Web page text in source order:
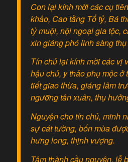
Con lại kính mời các cụ
khảo, Cao tằng Tổ tỷ, Bá
tỷ muội, nội ngoại gia tộc,
xin giáng phó linh sàng
Tín chủ lại kính mời các vị
hậu chủ, y thảo phụ mộc ở
tiết giao thừa, giáng lâm
ngưỡng tân xuân, thụ
Nguyện cho tín chủ, minh
sự cát tường, bốn mùa
hưng long, thịnh vượng.
Tâm thành cầu nguyện, lễ